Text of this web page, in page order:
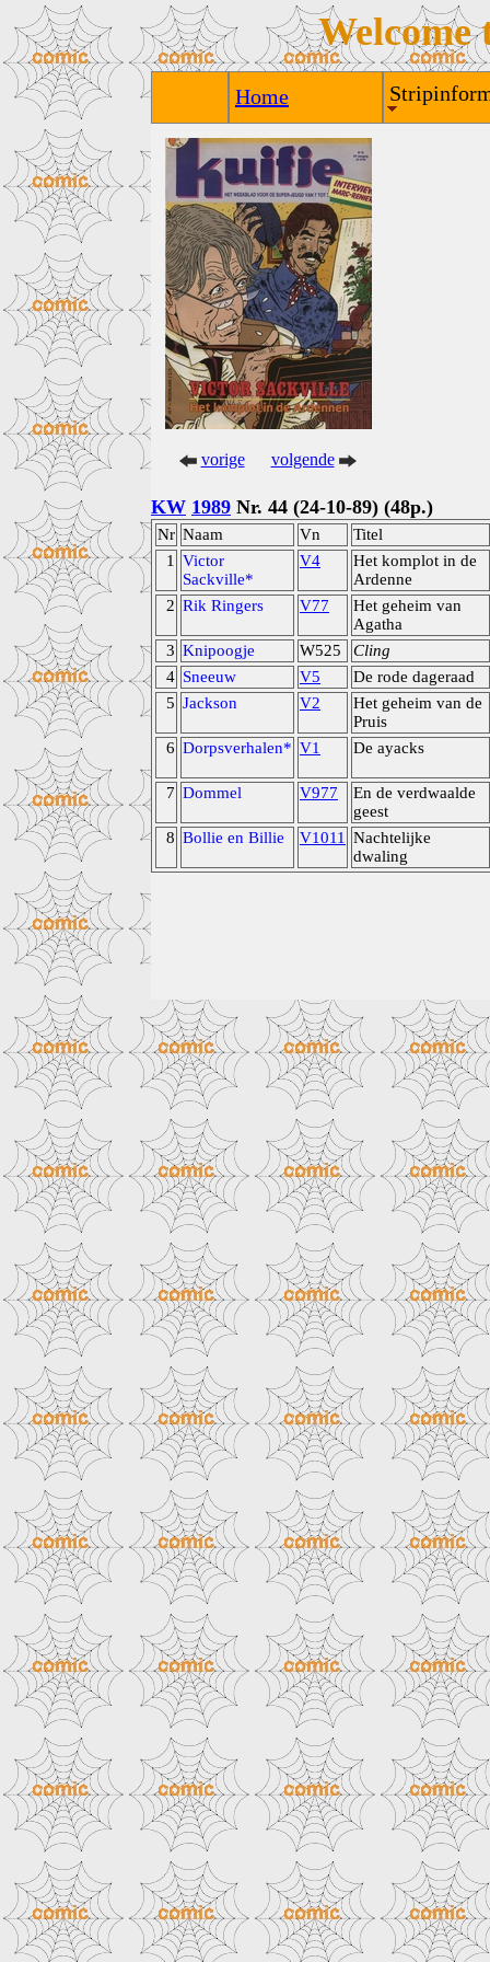
Welcome
Home
vorige volgende
KW 1989 Nr. 44 (24-10-89) (48p.)
Nr Naam Vn
Titel
1
Victor
Sackville*
V4
Het komplot in de
Ardenne
2 Rik Ringers V77
Het geheim van
Agatha
3 Knipoogje W525
Cling
4 Sneeuw V5
De rode dageraad
5 Jackson V2
Het geheim van de
Pruis
6 Dorpsverhalen* V1 De ayacks
7 Dommel V977
En de verdwaalde
geest
8 Bollie en Billie V1011
Nachtelijke
dwaling